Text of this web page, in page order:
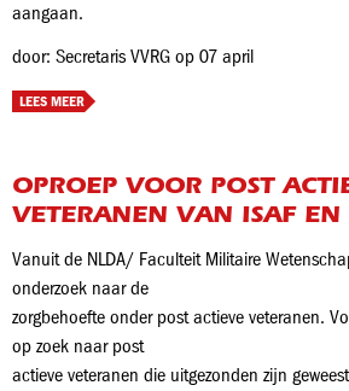
aangaan.
door: Secretaris VVRG op 07 april
LEES MEER
OPROEP VOOR POST
VETERANEN VAN ISAF EN
Vanuit de NLDA/ Faculteit Militaire
onderzoek naar de
zorgbehoefte onder post actieve veteranen.
op zoek naar post
actieve veteranen die uitgezonden zijn